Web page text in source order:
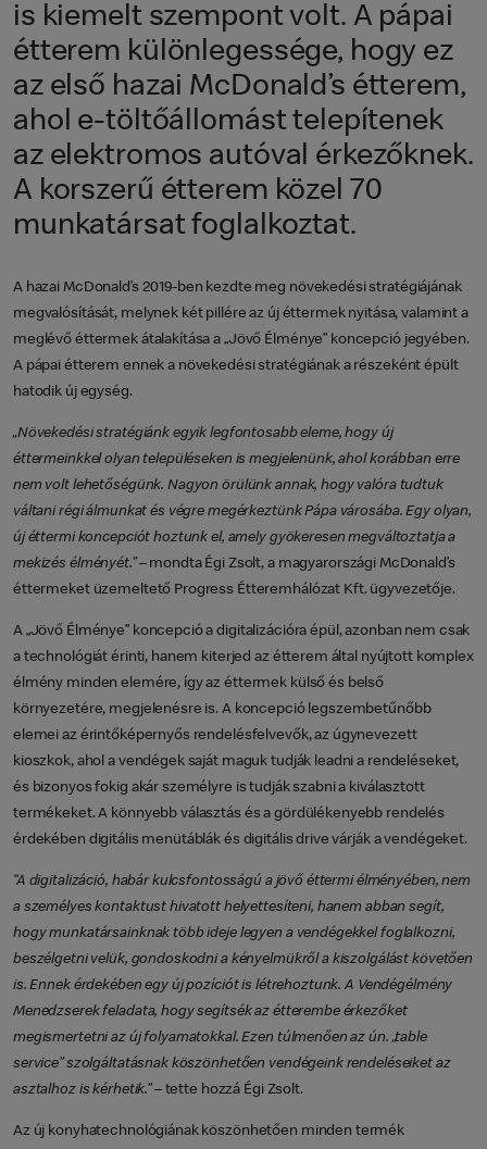
is kiemelt szempont volt. A pápai
étterem különlegessége, hogy ez
az első hazai McDonald’s étterem,
ahol e-töltőállomást telepítenek
az elektromos autóval érkezőknek.
A korszerű étterem közel 70
munkatársat foglalkoztat.
A hazai McDonald’s 2019-ben kezdte meg növekedési stratégiájának
megvalósítását, melynek két pillére az új éttermek nyitása, valamint a
meglévő éttermek átalakítása a „Jövő Élménye” koncepció jegyében.
A pápai étterem ennek a növekedési stratégiának a részeként épült
hatodik új egység.
„Növekedési stratégiánk egyik legfontosabb eleme, hogy új
éttermeinkkel olyan településeken is megjelenünk, ahol korábban erre
nem volt lehetőségünk. Nagyon örülünk annak, hogy valóra tudtuk
váltani régi álmunkat és végre megérkeztünk Pápa városába. Egy olyan,
új éttermi koncepciót hoztunk el, amely gyökeresen megváltoztatja a
mekizés élményét.”– mondta Égi Zsolt, a magyarországi McDonald’s
éttermeket üzemeltető Progress Étteremhálózat Kft. ügyvezetője.
A „Jövő Élménye” koncepció a digitalizációra épül, azonban nem csak
a technológiát érinti, hanem kiterjed az étterem által nyújtott komplex
élmény minden elemére, így az éttermek külső és belső
környezetére, megjelenésre is. A koncepció legszembetűnőbb
elemei az érintőképernyős rendelésfelvevők, az úgynevezett
kioszkok, ahol a vendégek saját maguk tudják leadni a rendeléseket,
és bizonyos fokig akár személyre is tudják szabni a kiválasztott
termékeket. A könnyebb választás és a gördülékenyebb rendelés
érdekében digitális menütáblák és digitális drive várják a vendégeket.
“A digitalizáció, habár kulcsfontosságú a jövő éttermi élményében, nem
a személyes kontaktust hivatott helyettesíteni, hanem abban segít,
hogy munkatársainknak több ideje legyen a vendégekkel foglalkozni,
beszélgetni velük, gondoskodni a kényelmükről a kiszolgálást követően
is. Ennek érdekében egy új pozíciót is létrehoztunk. A Vendégélmény
Menedzserek feladata, hogy segítsék az étterembe érkezőket
megismertetni az új folyamatokkal. Ezen túlmenően az ún. „table
service” szolgáltatásnak köszönhetően vendégeink rendeléseiket az
asztalhoz is kérhetik.”– tette hozzá Égi Zsolt.
Az új konyhatechnológiának köszönhetően minden termék